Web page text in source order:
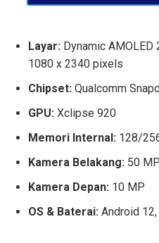
Layar: Dynamic AMOLED
1080 x 2340 pixels
Chipset: Qualcomm
GPU: Xclipse 920
Memori Internal: 128/
Kamera Belakang: 50
Kamera Depan: 10 MP
OS & Baterai: Android